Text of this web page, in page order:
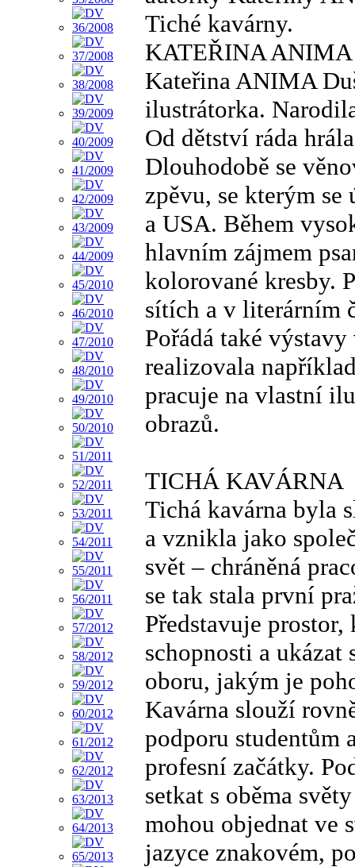
Tiché kavárny.
KATEŘINA
Kateřina ANIMA
ilustrátorka.
Od dětství ráda
Dlouhodobě se
zpěvu, se kterým
a USA. Během
hlavním zájmem
kolorované kresby.
sítích a v literárním
Pořádá také
realizovala
pracuje na vlastní
obrazů.
TICHÁ KAVÁRNA
Tichá kavárna byla
a vznikla jako
svět – chráněná
se tak stala první
Představuje
schopnosti a
oboru, jakým je
Kavárna slouží
podporu studentům
profesní začátky.
setkat s oběma
mohou objednat ve
jazyce znakovém,